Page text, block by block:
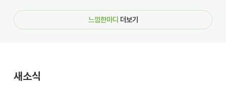
느낌한마디 더보기
새소식